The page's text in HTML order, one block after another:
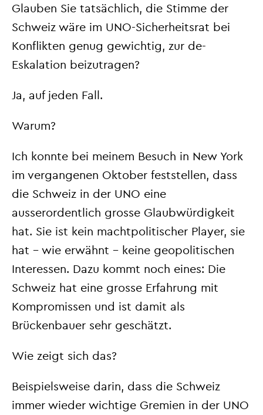
Glauben Sie tatsächlich, die Stimme der
Schweiz wäre im UNO-Sicherheitsrat bei
Konflikten genug gewichtig, zur de-
Eskalation beizutragen?
Ja, auf jeden Fall.
Warum?
Ich konnte bei meinem Besuch in New York
im vergangenen Oktober feststellen, dass
die Schweiz in der UNO eine
ausserordentlich grosse Glaubwürdigkeit
hat. Sie ist kein machtpolitischer Player, sie
hat – wie erwähnt – keine geopolitischen
Interessen. Dazu kommt noch eines: Die
Schweiz hat eine grosse Erfahrung mit
Kompromissen und ist damit als
Brückenbauer sehr geschätzt.
Wie zeigt sich das?
Beispielsweise darin, dass die Schweiz
immer wieder wichtige Gremien in der UNO